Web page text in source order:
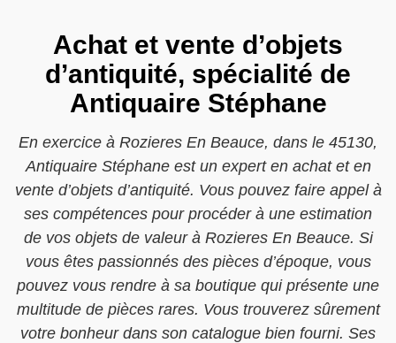
Achat et vente d’objets
d’antiquité, spécialité de
Antiquaire Stéphane
En exercice à Rozieres En Beauce, dans le 45130,
Antiquaire Stéphane est un expert en achat et en
vente d’objets d’antiquité. Vous pouvez faire appel à
ses compétences pour procéder à une estimation
de vos objets de valeur à Rozieres En Beauce. Si
vous êtes passionnés des pièces d’époque, vous
pouvez vous rendre à sa boutique qui présente une
multitude de pièces rares. Vous trouverez sûrement
votre bonheur dans son catalogue bien fourni. Ses